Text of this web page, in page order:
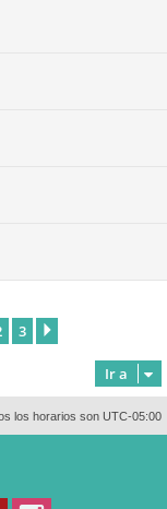
3
Ir a
los horarios son UTC-05:00